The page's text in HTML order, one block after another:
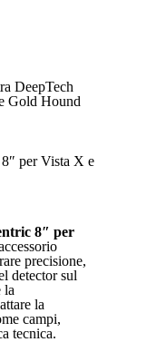
DeepTech
Gold Hound
per Vista X e
8″ per
precisione,
detector sul
la
la
campi,
tecnica.